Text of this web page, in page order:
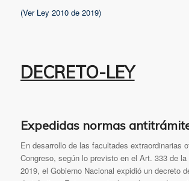
(Ver Ley 2010 de 2019)
DECRETO-LEY
Expedidas normas
En desarrollo de las facultades extraordinarias
Congreso, según lo previsto en el Art. 333 de la
2019, el Gobierno Nacional expidió un decreto